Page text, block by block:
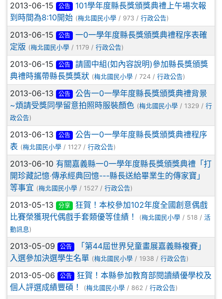
2013-06-15 公告
101學年度縣長獎頒獎典禮上午場次報
到時間為8:10開始 (梅北國民小學 / 973 / 行政公告)
2013-06-15 公告
一0一學年度縣長獎頒獎典禮程序表確
定版 (梅北國民小學 / 1179 / 行政公告)
2013-06-15 公告
請國中組(如內容說明)參加縣長獎頒獎
典禮時攜帶縣長獎獎狀 (梅北國民小學 / 724 / 行政公告)
2013-06-13 公告
公告一0一學年度縣長獎頒獎典禮背景
~煩請受獎同學留意拍照時服裝顏色 (梅北國民小學 / 1329 / 行
政公告)
2013-06-13 公告
公告一0一學年度縣長獎頒獎典禮程序
表 (梅北國民小學 / 1127 / 行政公告)
2013-06-10 有關嘉義縣一0一學年度縣長獎頒獎典禮「打
開珍藏記憶‧傳承經典回憶---縣長送給畢業生的傳家寶」
等事宜 (梅北國民小學 / 1527 / 行政公告)
2013-05-13 分享
狂賀！本校參加102年度全國創意偶戲
比賽榮獲現代偶戲手套類優等佳績！
(梅北國民小學 / 518 / 活
動訊息)
2013-05-09 公告
「第44屆世界兒童畫展嘉義縣複賽」
入選參加決選學生名單 (梅北國民小學 / 1938 / 行政公告)
2013-05-06 公告
狂賀！本縣參加教育部閱讀績優學校及
個人評選成績豐碩！
(梅北國民小學 / 862 / 行政公告)